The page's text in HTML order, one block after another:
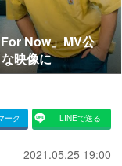
Now」MV公
映像に
ーク LINEで送る
2021.05.25 19:00